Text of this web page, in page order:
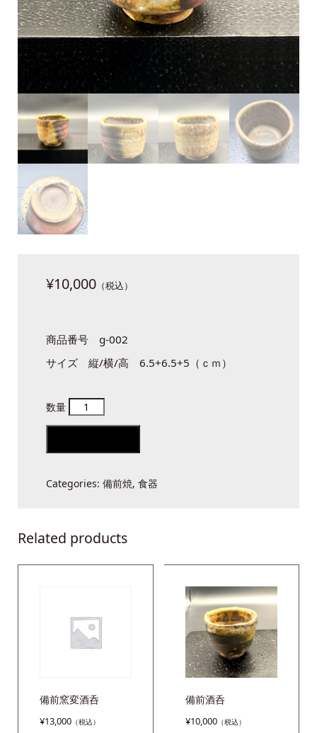
¥10,000
商品番号 g-002
サイズ 縦/横/高 6.5+6.5+5（ｃｍ）
前
quantity
Categories: 備前焼, 食器
Related products
備前窯変酒呑
¥13,000
備前酒呑
¥10,000